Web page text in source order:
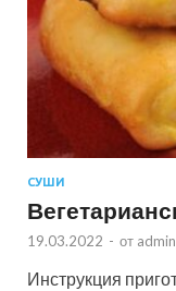
СУШИ
19.03.2022 - от admin
Инструкция